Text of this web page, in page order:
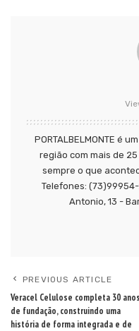
PORTALBELMONTE é
região com mais de
sempre o que
Telefones:
Antonio, 13 -
PREVIOUS ARTICLE
Veracel Celulose completa 30 anos
de fundação, construindo uma
história de forma integrada e de